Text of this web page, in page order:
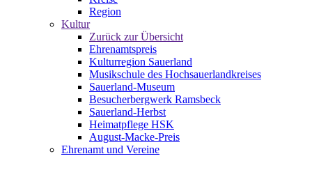
Region
Kultur
Zurück zur Übersicht
Ehrenamtspreis
Kulturregion Sauerland
Musikschule des Hochsauerlandkreises
Sauerland-Museum
Besucherbergwerk Ramsbeck
Sauerland-Herbst
Heimatpflege HSK
August-Macke-Preis
Ehrenamt und Vereine